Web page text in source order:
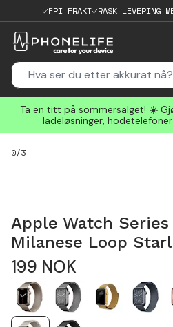
FRI FRAKT RASK LEVERING
Ta en titt på sommersalget! ☀️
ladeløsninger,
0/3
Apple Watch
Milanese Loop
199 NOK